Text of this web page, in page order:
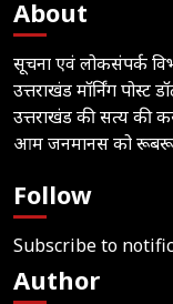
About
सूचना एवं लोकसंपर्क
उत्तराखंड मॉर्निंग पोस्ट
उत्तराखंड की सत्य की
आम जनमानस को रूबरू
Follow
Subscribe to
Author